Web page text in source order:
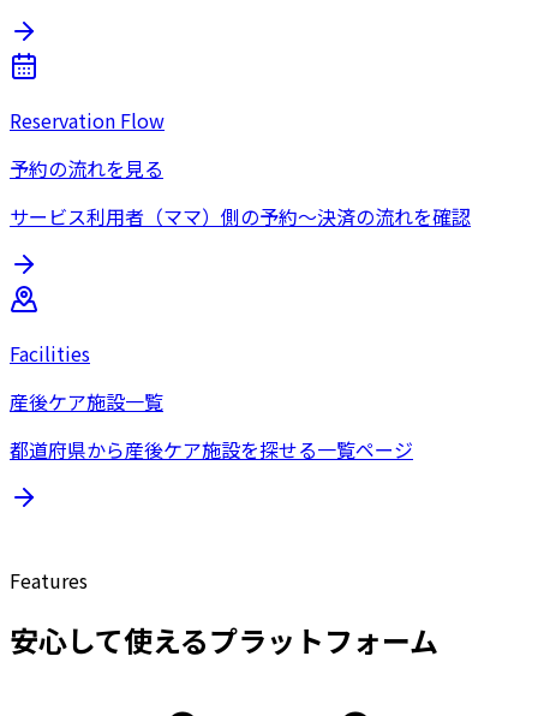
Reservation Flow
予約の流れを見る
サービス利用者（ママ）側の予約〜決済の流れを確認
Facilities
産後ケア施設一覧
都道府県から産後ケア施設を探せる一覧ページ
Features
安心して使えるプラットフォーム